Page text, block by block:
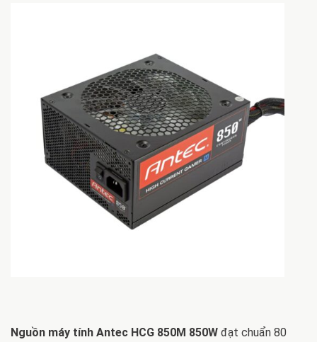
Nguồn máy tính Antec HCG 850M 850W đạt chuẩn 80